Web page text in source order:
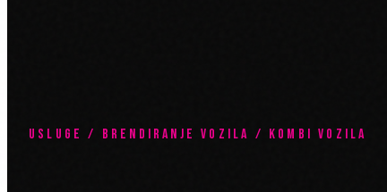
USLUGE / BRENDIRANJE VOZILA / KOMBI VOZILA